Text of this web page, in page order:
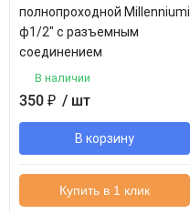
полнопроходной Millenniumi
ф1/2" с разъемным
соединением
В наличии
350 ₽ / шт
В корзину
Купить в 1 клик